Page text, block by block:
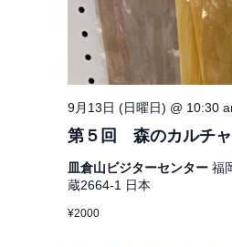
第５回 森のカルチ
9月13日 (日曜日) @ 10:30
皿倉山ビジターセンター 福
蔵2664-1 日本
¥2000